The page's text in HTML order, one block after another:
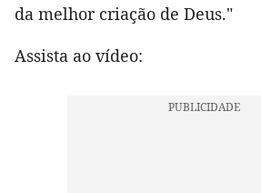
da melhor criação de Deus."
Assista ao vídeo: